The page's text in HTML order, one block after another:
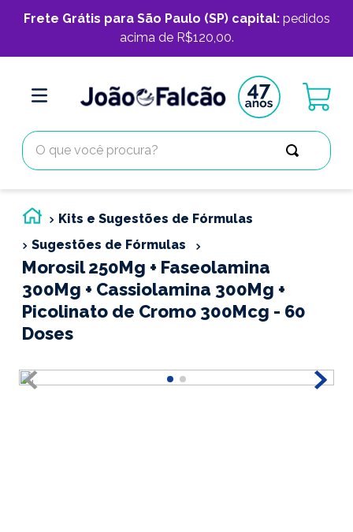
Frete Grátis para São Paulo (SP) capital:pedidos
acima de R$120,00.
O que você procura?
Kits e Sugestões de Fórmulas
Sugestões de Fórmulas
Morosil 250Mg + Faseolamina
300Mg + Cassiolamina 300Mg +
Picolinato de Cromo 300Mcg - 60
Doses